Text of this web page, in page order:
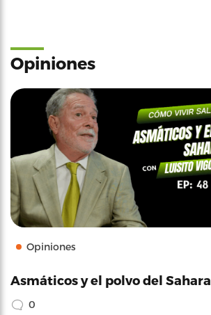
Opiniones
Opiniones
Asmáticos y el polvo del Sahara
0